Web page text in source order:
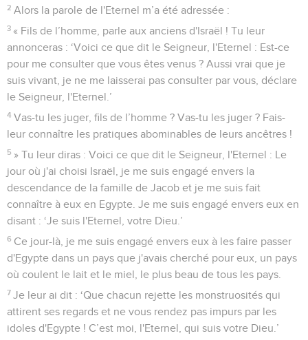
2 Alors la parole de l'Eternel m’a été adressée :
3 « Fils de l’homme, parle aux anciens d'Israël ! Tu leur
annonceras : ‘Voici ce que dit le Seigneur, l'Eternel : Est-ce
pour me consulter que vous êtes venus ? Aussi vrai que je
suis vivant, je ne me laisserai pas consulter par vous, déclare
le Seigneur, l'Eternel.’
4 Vas-tu les juger, fils de l’homme ? Vas-tu les juger ? Fais-
leur connaître les pratiques abominables de leurs ancêtres !
5 » Tu leur diras : Voici ce que dit le Seigneur, l'Eternel : Le
jour où j'ai choisi Israël, je me suis engagé envers la
descendance de la famille de Jacob et je me suis fait
connaître à eux en Egypte. Je me suis engagé envers eux en
disant : ‘Je suis l'Eternel, votre Dieu.’
6 Ce jour-là, je me suis engagé envers eux à les faire passer
d'Egypte dans un pays que j'avais cherché pour eux, un pays
où coulent le lait et le miel, le plus beau de tous les pays.
7 Je leur ai dit : ‘Que chacun rejette les monstruosités qui
attirent ses regards et ne vous rendez pas impurs par les
idoles d'Egypte ! C’est moi, l'Eternel, qui suis votre Dieu.’